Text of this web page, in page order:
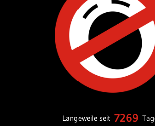
Langeweile seit 7269